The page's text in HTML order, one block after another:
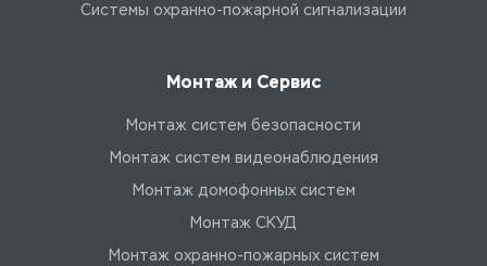
Системы охранно-пожарной сигнализации
Монтаж и Сервис
Монтаж систем безопасности
Монтаж систем видеонаблюдения
Монтаж домофонных систем
Монтаж СКУД
Монтаж охранно-пожарных систем